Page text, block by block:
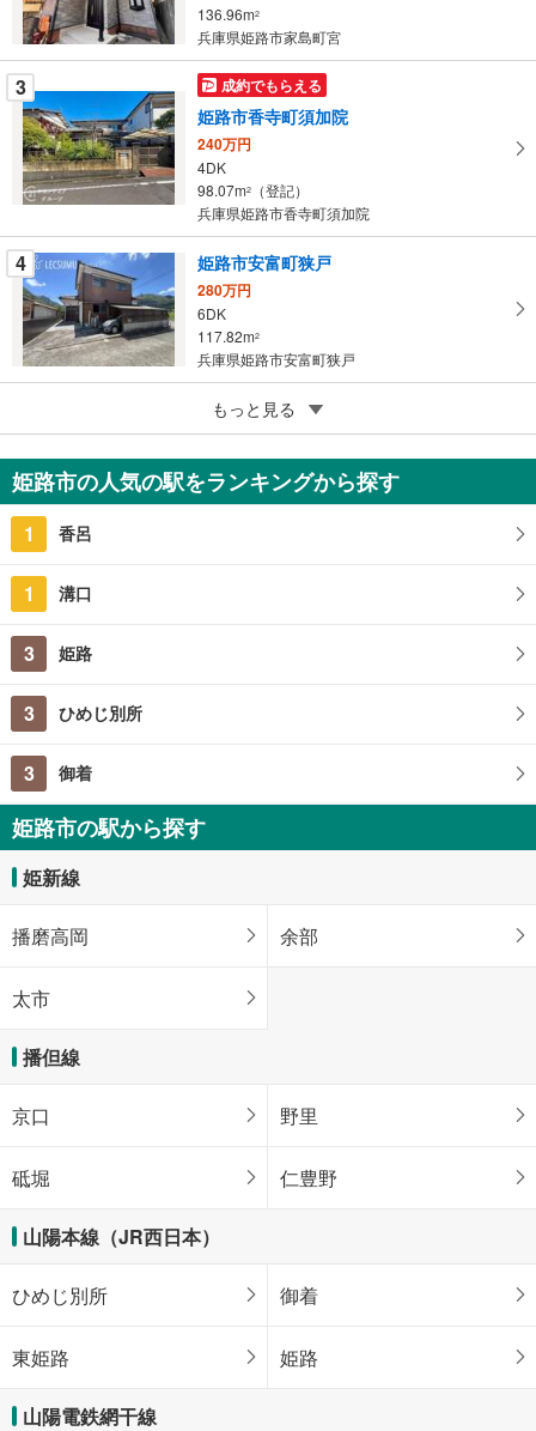
イ
ペ
ー
ジ
に
保
存
す
る
136.96m2
兵庫県姫路市家島町宮
3 成約でもらえる
姫路市香寺町須加院
240万円
4DK
98.07m2
（登記）
兵庫県姫路市香寺町須加院
4 姫路市安富町狭戸
280万円
6DK
117.82m2
兵庫県姫路市安富町狭戸
成約でもらえる
姫路市安富町安志
929万円
4LDK
もっと見る
姫路市の人気の駅をランキングから探す
1 香呂
1 溝口
3 姫路
3 ひめじ別所
3 御着
姫路市の駅から探す
姫新線
播磨高岡 余部
太市
播但線
京口 野里
砥堀 仁豊野
山陽本線（JR西日本）
ひめじ別所 御着
東姫路 姫路
山陽電鉄網干線